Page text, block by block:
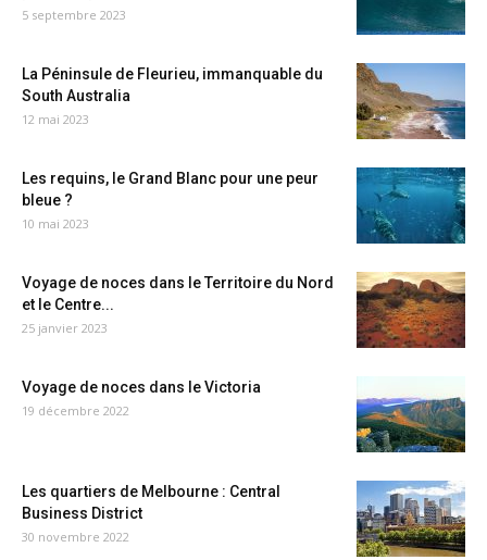
5 septembre 2023
La Péninsule de Fleurieu, immanquable du
South Australia
12 mai 2023
Les requins, le Grand Blanc pour une peur
bleue ?
10 mai 2023
Voyage de noces dans le Territoire du Nord
et le Centre...
25 janvier 2023
Voyage de noces dans le Victoria
19 décembre 2022
Les quartiers de Melbourne : Central
Business District
30 novembre 2022